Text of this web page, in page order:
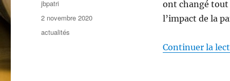
ont changé tout
l’impact de la
Continuer la
Auteur
jbpatri
Publié
2 novembre 2020
Catégories
actualités